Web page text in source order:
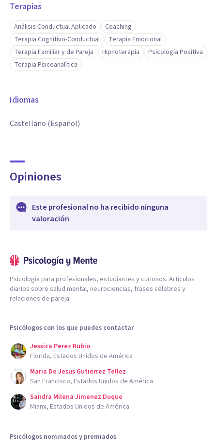
Terapias
Análisis Conductual Aplicado
Coaching
Terapia Cognitivo-Conductual
Terapia Emocional
Terapia Familiar y de Pareja
Hipnoterapia
Psicología Positiva
Terapia Psicoanalítica
Idiomas
Castellano (Español)
Opiniones
Este profesional no ha recibido ninguna
valoración
Psicología para profesionales, estudiantes y curiosos. Artículos
diarios sobre salud mental, neurociencias, frases célebres y
relaciones de pareja.
Psicólogos con los que puedes contactar
Jessica Perez Rubio
Florida, Estados Unidos de América
Maria De Jesus Gutierrez Tellez
San Francisco, Estados Unidos de América
Sandra Milena Jimenez Duque
Miami, Estados Unidos de América
Psicólogos nominados y premiados